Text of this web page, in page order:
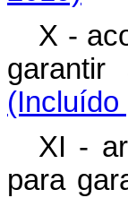
X -
(Incluído
XI -
para